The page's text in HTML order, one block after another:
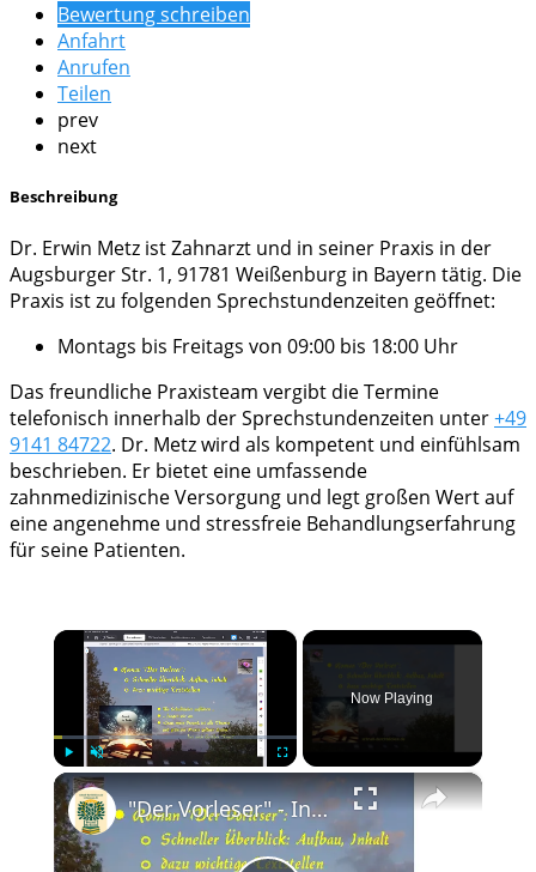
Bewertung schreiben
Anfahrt
Anrufen
Teilen
prev
next
Beschreibung
Dr. Erwin Metz ist Zahnarzt und in seiner Praxis in der
Augsburger Str. 1, 91781 Weißenburg in Bayern tätig. Die
Praxis ist zu folgenden Sprechstundenzeiten geöffnet:
Montags bis Freitags von 09:00 bis 18:00 Uhr
Das freundliche Praxisteam vergibt die Termine
telefonisch innerhalb der Sprechstundenzeiten unter+49
9141 84722. Dr. Metz wird als kompetent und einfühlsam
beschrieben. Er bietet eine umfassende
zahnmedizinische Versorgung und legt großen Wert auf
eine angenehme und stressfreie Behandlungserfahrung
für seine Patienten.
×
Play Unmute
Now Playing
×
"Der Vorleser" - Inhalt, Aufbau, Zitate zum Roman; Interpretation wichtiger Stellen, z.B. "Liebe"